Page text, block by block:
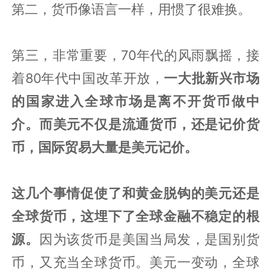
第二，货币像语言一样，用惯了很难换。
第三，非常重要，70年代的风雨飘摇，接
着80年代中国改革开放， 一大批新兴市场
的国家进入全球市场是离不开货币做中
介。而美元不仅是流通货币，还是记价货
币，国际贸易大量是美元记价。
这几个事情促使了和黄金脱钩的美元还是
全球货币，这埋下了全球金融不稳定的根
源。 因为该货币是美国当局发，是国别货
币，又充当全球货币。美元一变动，全球